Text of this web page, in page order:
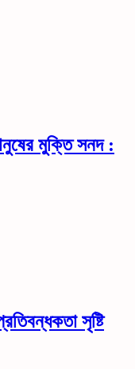
মুক্তি সনদ :
সৃষ্টি